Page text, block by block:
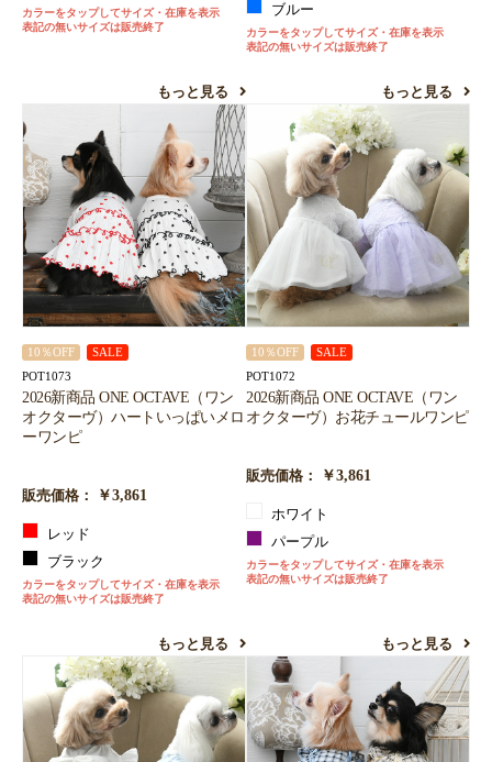
カラーをタップしてサイズ・在庫を表示
表記の無いサイズは販売終了
もっと見る
ブルー
カラーをタップしてサイズ・在庫を表示
表記の無いサイズは販売終了
もっと見る
10％OFF SALE
POT1073
2026新商品 ONE OCTAVE（ワン
オクターヴ）ハートいっぱいメロ
ーワンピ
販売価格： ￥3,861
レッド
ブラック
カラーをタップしてサイズ・在庫を表示
表記の無いサイズは販売終了
もっと見る
10％OFF SALE
POT1072
2026新商品 ONE OCTAVE（ワン
オクターヴ）お花チュールワンピ
販売価格： ￥3,861
ホワイト
パープル
カラーをタップしてサイズ・在庫を表示
表記の無いサイズは販売終了
もっと見る